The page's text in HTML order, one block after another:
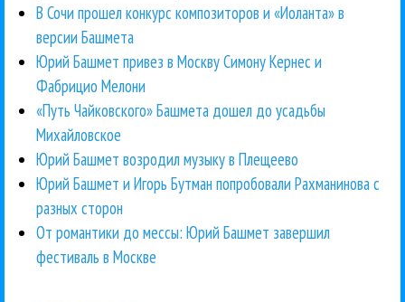
В Сочи прошел конкурс композиторов и «Иоланта» в
версии Башмета
Юрий Башмет привез в Москву Симону Кернес и
Фабрицио Мелони
«Путь Чайковского» Башмета дошел до усадьбы
Михайловское
Юрий Башмет возродил музыку в Плещеево
Юрий Башмет и Игорь Бутман попробовали Рахманинова с
разных сторон
От романтики до мессы: Юрий Башмет завершил
фестиваль в Москве